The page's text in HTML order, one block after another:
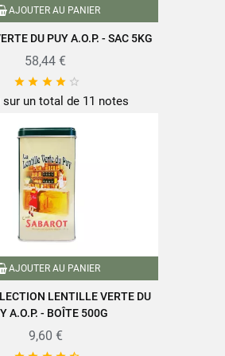
11g
et le savoir-faire des produits SABAROT
actualites-et-recettes/actus-
recettes/recettes/
technique
AJOUTER AU PANIER
DU PUY A.O.P. - SAC 5KG
58,44 €
    
sur un total de 11 notes
AJOUTER AU PANIER
LENTILLE VERTE DU
A.O.P. - BOÎTE 500G
9,60 €